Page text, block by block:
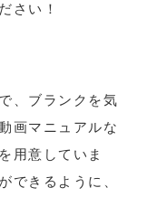
さい！
、ブランクを気
画マニュアルな
用意していま
できるように、